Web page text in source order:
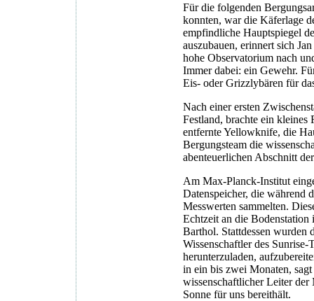
Für die folgenden
konnten, war die Käferlage
empfindliche Hauptspiegel
auszubauen, erinnert sich
hohe Observatorium nach
Immer dabei: ein Gewehr.
Eis- oder Grizzlybären für
Nach einer ersten
Festland, brachte ein
entfernte Yellowknife, die
Bergungsteam die
abenteuerlichen Abschnitt
Am Max-Planck-Institut
Datenspeicher, die während
Messwerten sammelten.
Echtzeit an die
Barthol. Stattdessen wurden
Wissenschaftler des
herunterzuladen,
in ein bis zwei Monaten,
wissenschaftlicher Leiter der
Sonne für uns bereithält.